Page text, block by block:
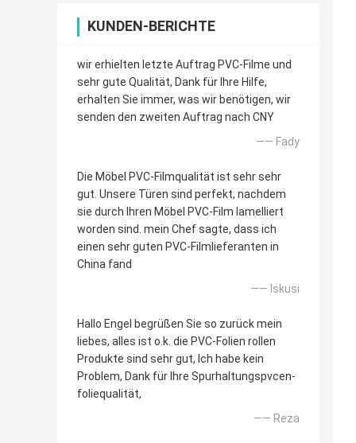
KUNDEN-BERICHTE
wir erhielten letzte Auftrag PVC-Filme und
sehr gute Qualität, Dank für Ihre Hilfe,
erhalten Sie immer, was wir benötigen, wir
senden den zweiten Auftrag nach CNY
—— Fady
Die Möbel PVC-Filmqualität ist sehr sehr
gut. Unsere Türen sind perfekt, nachdem
sie durch Ihren Möbel PVC-Film lamelliert
worden sind. mein Chef sagte, dass ich
einen sehr guten PVC-Filmlieferanten in
China fand
—— Iskusi
Hallo Engel begrüßen Sie so zurück mein
liebes, alles ist o.k. die PVC-Folien rollen
Produkte sind sehr gut, Ich habe kein
Problem, Dank für Ihre Spurhaltungspvcen-
foliequalität,
—— Reza